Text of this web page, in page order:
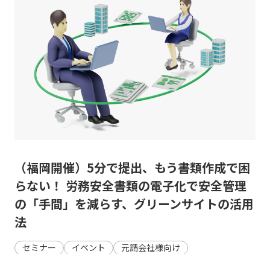
（福岡開催）5分で提出、もう書類作成で困
らない！ 労務安全書類の電子化で安全管理
の「手間」を減らす、グリーンサイトの活用
法
セミナー イベント
元請会社様向け